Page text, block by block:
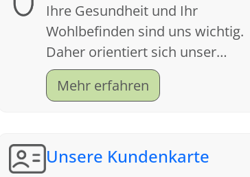
Ihre Gesundheit und Ihr
Wohlbefinden sind uns wichtig.
Daher orientiert sich unser
Service an Ihren Wünschen. Wir
freuen uns auf Ihren Besuch.
Mehr erfahren
Unsere Kundenkarte